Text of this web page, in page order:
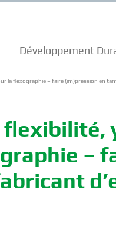
Développement
la flexographie – faire (im)pression en
flexibilité,
–